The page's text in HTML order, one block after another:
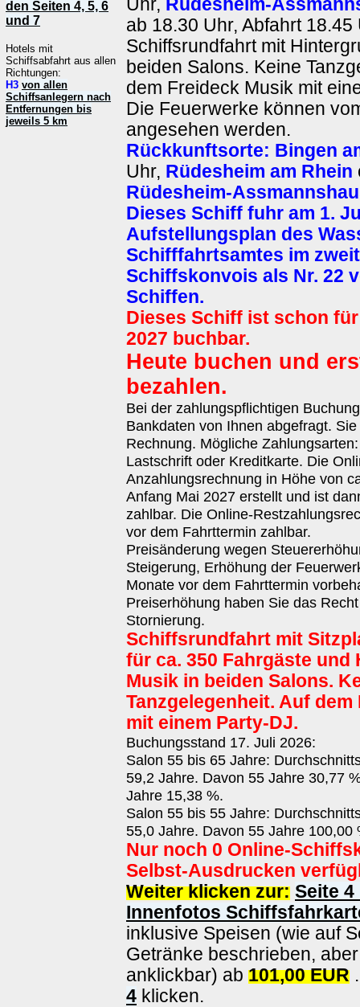
den Seiten 4, 5, 6
und 7
Hotels mit
Schiffsabfahrt aus allen
Richtungen:
H3 von allen
Schiffsanlegern nach
Entfernungen bis
jeweils 5 km
Uhr, Rüdesheim-
ab 18.30 Uhr, Abfahrt 18.45
Schiffsrundfahrt mit
beiden Salons. Keine
dem Freideck Musik mit
Die Feuerwerke können
angesehen werden.
Rückkunftsorte: Bingen
Uhr, Rüdesheim am Rhein
Rüdesheim-
Dieses Schiff fuhr am 1.
Aufstellungsplan des
Schifffahrtsamtes im
Schiffskonvois als Nr. 22
Schiffen.
Dieses Schiff ist schon
2027 buchbar.
Heute buchen und
bezahlen.
Bei der zahlungspflichtigen
Bankdaten von Ihnen abgefragt.
Rechnung. Mögliche
Lastschrift oder Kreditkarte. Die
Anzahlungsrechnung in Höhe von
Anfang Mai 2027 erstellt und ist
zahlbar. Die Online-
vor dem Fahrttermin zahlbar.
Preisänderung wegen
Steigerung, Erhöhung der
Monate vor dem Fahrttermin
Preiserhöhung haben Sie das
Stornierung.
Schiffsrundfahrt mit
für ca. 350 Fahrgäste und
Musik in beiden Salons.
Tanzgelegenheit. Auf
mit einem Party-DJ.
Buchungsstand 17. Juli 2026:
Salon 55 bis 65 Jahre:
59,2 Jahre. Davon 55 Jahre 30,77
Jahre 15,38 %.
Salon 55 bis 55 Jahre:
55,0 Jahre. Davon 55 Jahre 100,00
Nur noch 0 Online-
Selbst-Ausdrucken
Weiter klicken zur: Seite
Innenfotos
inklusive Speisen (wie auf
Getränke beschrieben,
anklickbar) ab 101,00 EUR
4 klicken.